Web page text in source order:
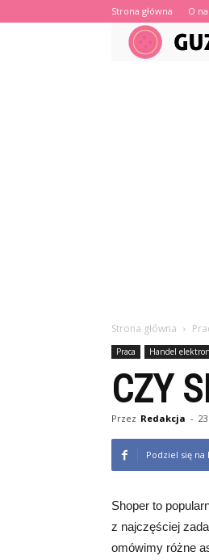
Strona główna O
Strona główna
Praca Handel
CZY
Przez Redakcja -
Podziel się na
Shoper to
z najczęściej
omówimy różne